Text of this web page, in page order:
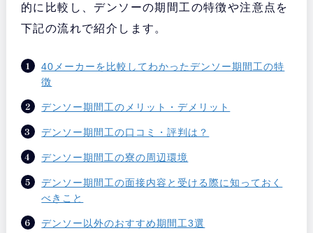
的に比較し、デンソーの期間工の特徴や注意点を
下記の流れで紹介します。
40メーカーを比較してわかったデンソー期間工の特
徴
デンソー期間工のメリット・デメリット
デンソー期間工の口コミ・評判は？
デンソー期間工の寮の周辺環境
デンソー期間工の面接内容と受ける際に知っておく
べきこと
デンソー以外のおすすめ期間工3選